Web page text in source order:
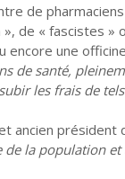
de
de « fascistes »
une
de santé,
les frais de
ancien président
de la population et